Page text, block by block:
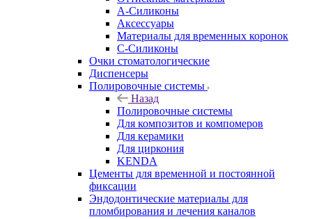
А-Силиконы
Аксессуары
Материалы для временных коронок
С-Силиконы
Очки стоматологические
Диспенсеры
Полировочные системы
Назад
Полировочные системы
Для композитов и компомеров
Для керамики
Для циркония
KENDA
Цементы для временной и постоянной
фиксации
Эндодонтические материалы для
пломбирования и лечения каналов